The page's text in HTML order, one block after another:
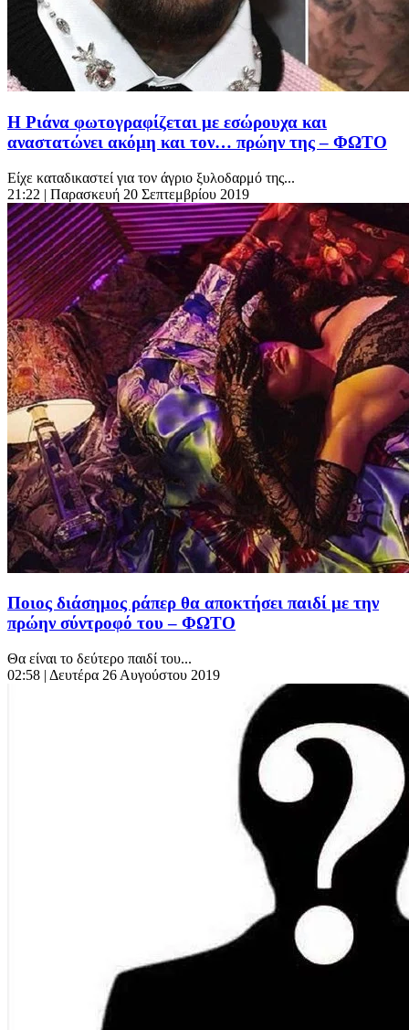
Η Ριάνα φωτογραφίζεται με εσώρουχα και
αναστατώνει ακόμη και τον… πρώην της – ΦΩΤΟ
Είχε καταδικαστεί για τον άγριο ξυλοδαρμό της...
21:22 | Παρασκευή 20 Σεπτεμβρίου 2019
Ποιος διάσημος ράπερ θα αποκτήσει παιδί με την
πρώην σύντροφό του – ΦΩΤΟ
Θα είναι το δεύτερο παιδί του...
02:58 | Δευτέρα 26 Αυγούστου 2019